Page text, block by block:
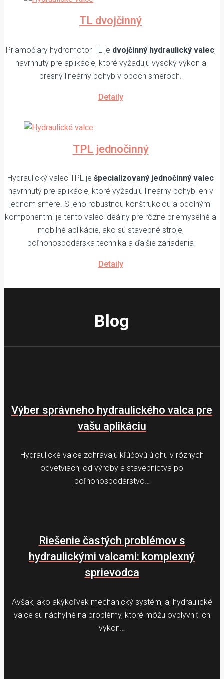
TL dvojčinný
Priamočiary hydromotor TL je dvojčinný hydraulický valec,
navrhnutý pre aplikácie, ktoré vyžadujú vysoký výkon a
presný lineárny pohyb v oboch smeroch.
Detaily
TPL jednočinný
Hydraulický valec TPL je špecializovaný jednočinný valec
navrhnutý pre aplikácie, ktoré vyžadujú lineárny pohyb len v
jednom smere. S jeho robustnou konštrukciou a odolnými
komponentmi je tento valec ideálny pre rôzne priemyselné a
mobilné aplikácie, ako sú stavebné stroje,
poľnohospodárska technika a ďalšie zariadenia
Detaily
Blog
Výber správneho hydraulického valca pre
vašu aplikáciu
Hydraulické valce zohrávajú kľúčovú úlohu v rôznych
odvetviach, od výroby a stavebníctva po
poľnohospodárstvo…
Riešenie častých problémov s
hydraulickými valcami: komplexný
sprievodca
Avšak, ako akýkoľvek mechanický systém, aj hydraulické
valce sú náchylné na problémy, ktoré môžu ovplyvniť ich
výkon…